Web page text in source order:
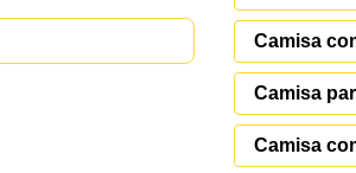
Camisa
Camisa
Camisa